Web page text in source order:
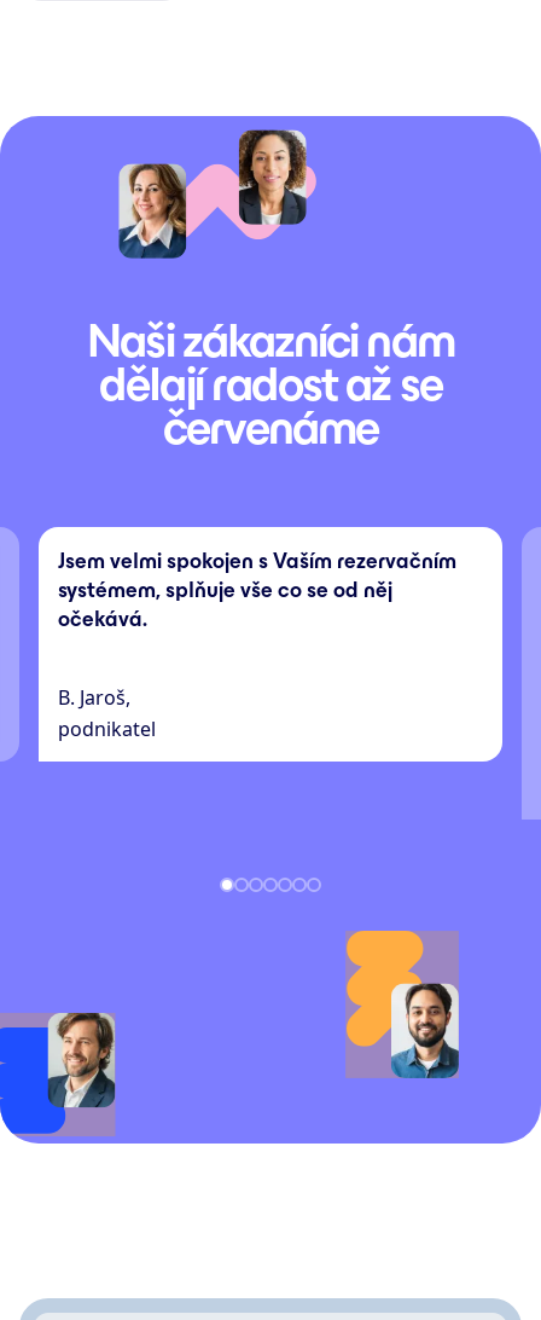
Naši zákazníci nám
dělají radost až se
červenáme
Jsem velmi spokojen s Vaším rezervačním
systémem, splňuje vše co se od něj
očekává.
B. Jaroš,
podnikatel